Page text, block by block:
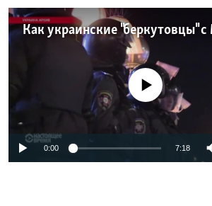
No media source currently
0:00 7:18